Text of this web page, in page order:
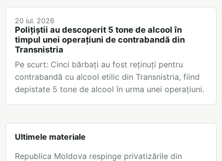
20 iul. 2026
Polițiștii au descoperit 5 tone de alcool în
timpul unei operațiuni de contrabandă din
Transnistria
Pe scurt: Cinci bărbați au fost reținuți pentru
contrabandă cu alcool etilic din Transnistria, fiind
depistate 5 tone de alcool în urma unei operațiuni.
Ultimele materiale
Republica Moldova respinge privatizările din